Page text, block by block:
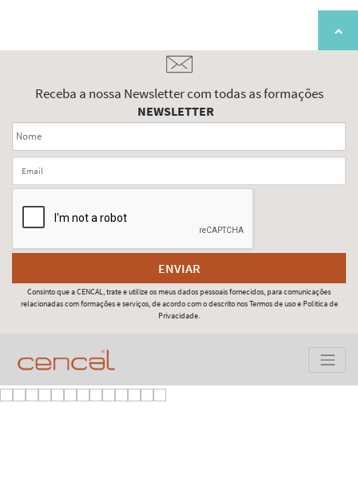
Receba a nossa Newsletter com todas as formações
NEWSLETTER
ENVIAR
Consinto que a CENCAL, trate e utilize os meus dados pessoais fornecidos, para comunicações
relacionadas com formações e serviços, de acordo com o descrito nos Termos de uso e Política de
Privacidade.